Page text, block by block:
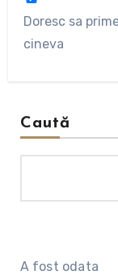
Doresc sa
cineva
Caută
A fost odata